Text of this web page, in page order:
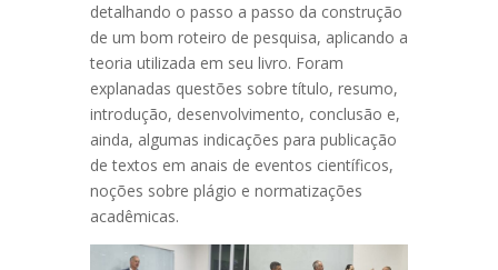
detalhando o passo a passo da construção
de um bom roteiro de pesquisa, aplicando a
teoria utilizada em seu livro. Foram
explanadas questões sobre título, resumo,
introdução, desenvolvimento, conclusão e,
ainda, algumas indicações para publicação
de textos em anais de eventos científicos,
noções sobre plágio e normatizações
acadêmicas.